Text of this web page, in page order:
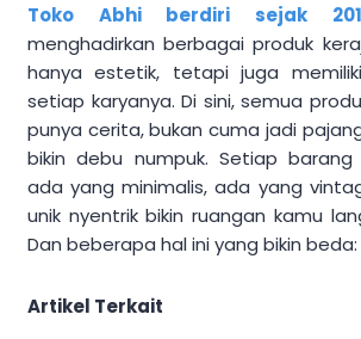
Toko Abhi berdiri sejak
menghadirkan berbagai produk
hanya estetik, tetapi juga
setiap karyanya. Di sini, semua
punya cerita, bukan cuma jadi
bikin debu numpuk. Setiap barang
ada yang minimalis, ada yang
unik nyentrik bikin ruangan kamu
Dan beberapa hal ini yang bikin beda:
Artikel Terkait